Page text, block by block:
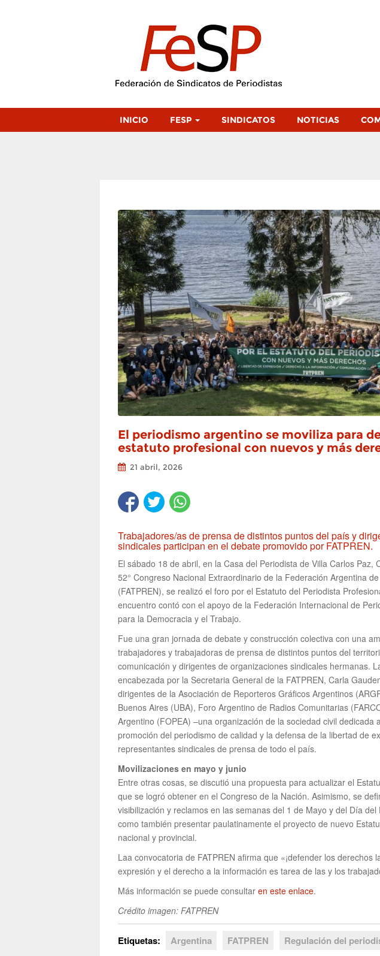
INICIO FESP SINDICATOS NOTICIAS
El periodismo argentino se moviliza para
estatuto profesional con nuevos y más
21 abril, 2026
Trabajadores/as de prensa de distintos puntos del país y
sindicales participan en el debate promovido por FATPREN.
El sábado 18 de abril, en la Casa del Periodista de Villa Carlos Paz,
52° Congreso Nacional Extraordinario de la Federación Argentina
(FATPREN), se realizó el foro por el Estatuto del Periodista
encuentro contó con el apoyo de la Federación Internacional de
para la Democracia y el Trabajo.
Fue una gran jornada de debate y construcción colectiva con una
trabajadores y trabajadoras de prensa de distintos puntos del
comunicación y dirigentes de organizaciones sindicales hermanas.
encabezada por la Secretaria General de la FATPREN, Carla
dirigentes de la Asociación de Reporteros Gráficos Argentinos
Buenos Aires (UBA), Foro Argentino de Radios Comunitarias
Argentino (FOPEA) –una organización de la sociedad civil dedicada
promoción del periodismo de calidad y la defensa de la libertad de
representantes sindicales de prensa de todo el país.
Movilizaciones en mayo y junio
Entre otras cosas, se discutió una propuesta para actualizar el
que se logró obtener en el Congreso de la Nación. Asimismo, se
visibilización y reclamos en las semanas del 1 de Mayo y del Día
como también presentar paulatinamente el proyecto de nuevo
nacional y provincial.
Laa convocatoria de FATPREN afirma que «¡defender los derechos
expresión y el derecho a la información es tarea de las y los
Más información se puede consultar en este enlace.
Crédito imagen: FATPREN
Etiquetas: Argentina FATPREN Regulación del